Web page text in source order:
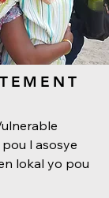
pou l asosye
lokal yo pou